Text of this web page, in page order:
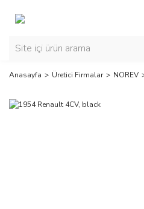
Anasayfa Üretici Firmalar NOREV